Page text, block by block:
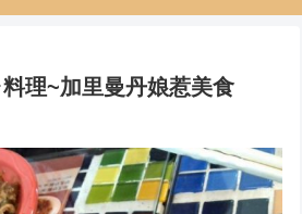
理~加里曼丹娘惹美食